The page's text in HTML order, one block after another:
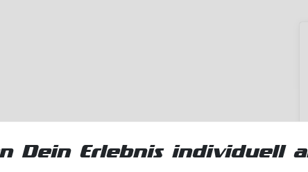
Dein Erlebnis individuell